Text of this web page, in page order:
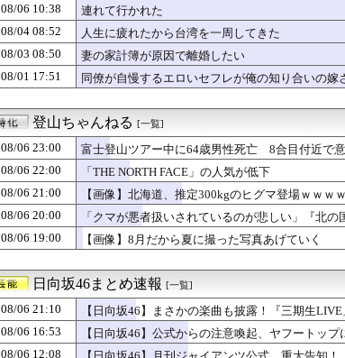
日本の大相撲力士の引退後の姿に世界が騒然！←「これは素晴
幼少ワイ「ワインってぶどうジュースの上位互換なんやろなぁ
FE万紫千紅さん、巨乳美少女を出してしまうｗｗ
SEXに10万円払ってしまったらこうなるwww
【悲報】日本の歴史、ついに『崩壊』してしまう・・・・・
【悲報】ナイナイ岡村さん「言ってくれたら済む話やん」なる
【凶気】ウガンダサッカー界に衝撃 若き主将が死去 携帯電
08/06 10:38
連れて行かれた
08/04 08:52
人生に疲れたから台湾を一周してきた
08/03 08:50
妻の家計簿が原因で離婚したい
08/01 17:51
同僚が自慢するエロいセフレが俺の知り合いの嫁
登山ちゃんねる [一覧]
08/06 23:00
富士登山ツアー中に64歳男性死亡 8合目付近で
08/06 22:00
「THE NORTH FACE」の人気が低下
08/06 21:00
【画像】北海道、推定300kgのヒグマ登場ｗｗｗ
08/06 20:00
「クマが悪者扱いされているのが悲しい」『北
まらなくなった」
08/06 19:00 【画像】8月だから夏に撮った写真あげていく
日向坂46まとめ速報 [一覧]
08/06 21:10
【日向坂46】まさかの楽曲も披露！『三期生
08/06 16:53
【日向坂46】公式からの注意喚起、ヤフートップ
08/06 12:08